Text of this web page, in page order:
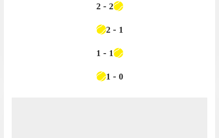
2 - 2
2 - 1
1 - 1
1 - 0